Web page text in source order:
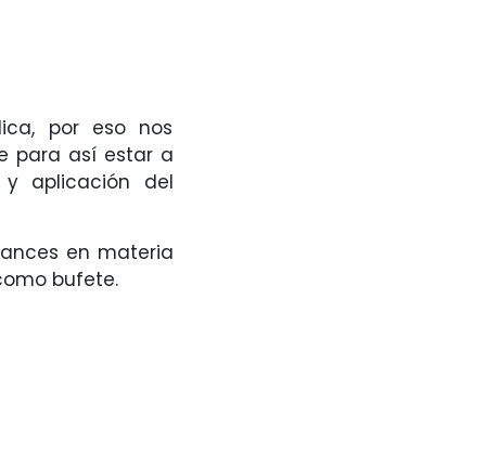
por eso nos
para así estar a
aplicación del
en materia
bufete.